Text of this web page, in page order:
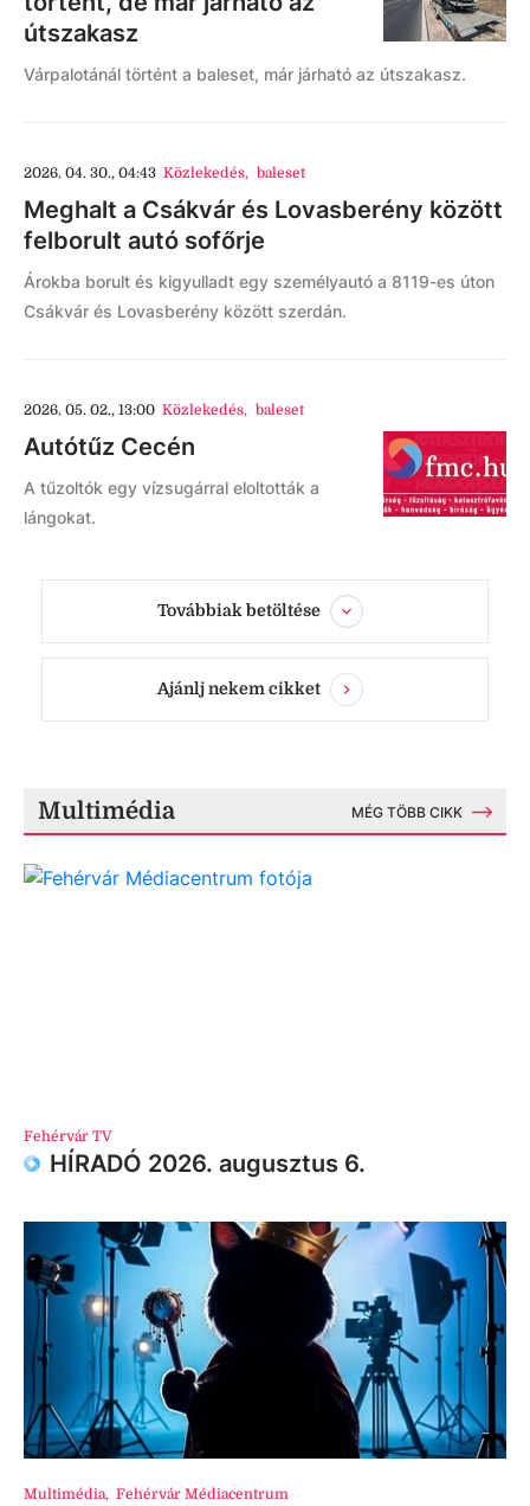
útszakasz
Várpalotánál történt a baleset, már járható az útszakasz.
2026. 04. 30., 04:43 Közlekedés, baleset
Meghalt a Csákvár és Lovasberény között
felborult autó sofőrje
Árokba borult és kigyulladt egy személyautó a 8119-es úton
Csákvár és Lovasberény között szerdán.
2026. 05. 02., 13:00 Közlekedés, baleset
Autótűz Cecén
A tűzoltók egy vízsugárral eloltották a
lángokat.
Továbbiak betöltése
Ajánlj nekem cikket
Multimédia MÉG TÖBB CIKK
Fehérvár TV
HÍRADÓ 2026. augusztus 6.
Multimédia, Fehérvár Médiacentrum